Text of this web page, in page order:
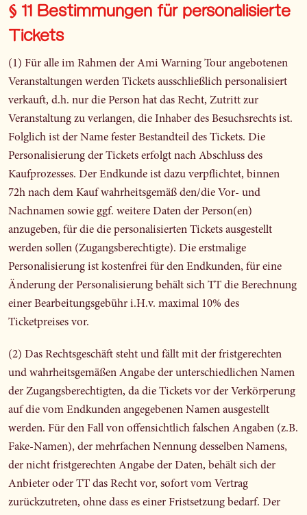
§ 11 Bestimmungen für personalisierte
Tickets
(1) Für alle im Rahmen der Ami Warning Tour angebotenen
Veranstaltungen werden Tickets ausschließlich personalisiert
verkauft, d.h. nur die Person hat das Recht, Zutritt zur
Veranstaltung zu verlangen, die Inhaber des Besuchsrechts ist.
Folglich ist der Name fester Bestandteil des Tickets. Die
Personalisierung der Tickets erfolgt nach Abschluss des
Kaufprozesses. Der Endkunde ist dazu verpflichtet, binnen
72h nach dem Kauf wahrheitsgemäß den/die Vor- und
Nachnamen sowie ggf. weitere Daten der Person(en)
anzugeben, für die die personalisierten Tickets ausgestellt
werden sollen (Zugangsberechtigte). Die erstmalige
Personalisierung ist kostenfrei für den Endkunden, für eine
Änderung der Personalisierung behält sich TT die Berechnung
einer Bearbeitungsgebühr i.H.v. maximal 10% des
Ticketpreises vor.
(2) Das Rechtsgeschäft steht und fällt mit der fristgerechten
und wahrheitsgemäßen Angabe der unterschiedlichen Namen
der Zugangsberechtigten, da die Tickets vor der Verkörperung
auf die vom Endkunden angegebenen Namen ausgestellt
werden. Für den Fall von offensichtlich falschen Angaben (z.B.
Fake-Namen), der mehrfachen Nennung desselben Namens,
der nicht fristgerechten Angabe der Daten, behält sich der
Anbieter oder TT das Recht vor, sofort vom Vertrag
zurückzutreten, ohne dass es einer Fristsetzung bedarf. Der